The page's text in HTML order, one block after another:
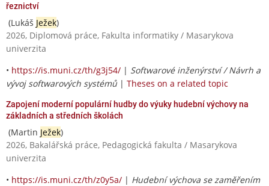
řeznictví
(Lukáš Ježek)
2026, Diplomová práce, Fakulta informatiky / Masarykova
univerzita
• https://is.muni.cz/th/g3j54/ | Softwarové inženýrství / Návrh a
vývoj softwarových systémů | Theses on a related topic
Zapojení moderní populární hudby do výuky hudební výchovy na
základních a středních školách
(Martin Ježek)
2026, Bakalářská práce, Pedagogická fakulta / Masarykova
univerzita
• https://is.muni.cz/th/z0y5a/ | Hudební výchova se zaměřením